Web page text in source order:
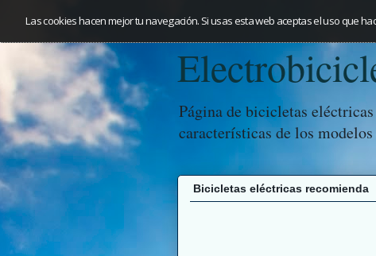
Las cookies hacen mejor tu navegación. Si usas esta web aceptas el uso que
Página de bicicletas
características de los
Bicicletas eléctricas recomienda